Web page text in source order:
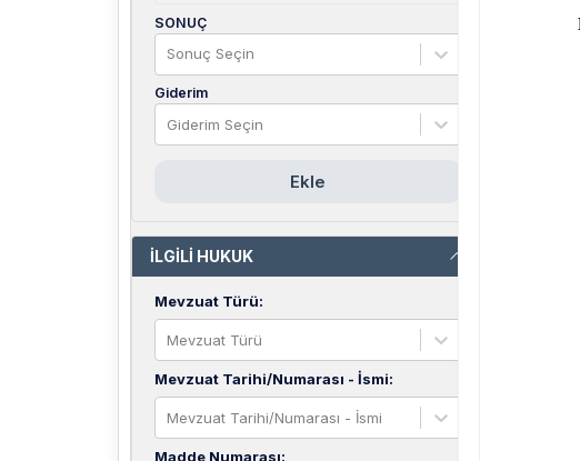
SONUÇ
Sonuç Seçin
Giderim
Giderim Seçin
Ekle
İLGİLİ HUKUK
Mevzuat Türü:
Mevzuat Türü
Mevzuat Tarihi/Numarası - İsmi:
Mevzuat Tarihi/Numarası - İsmi
Madde Numarası: